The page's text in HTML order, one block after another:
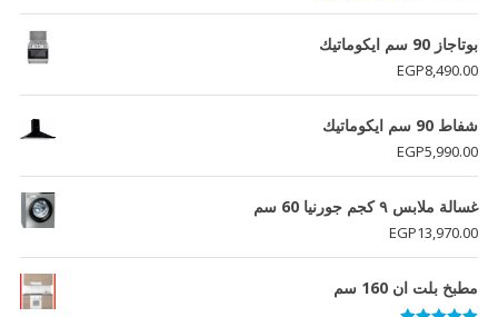
الأصلي
هو:
الحالي
بوتاجاز 90 سم ايكوماتيك
EGP8,490.00
شفاط 90 سم ايكوماتيك
EGP5,990.00
غسالة ملابس ٩ كجم جورنيا 60 سم
EGP13,970.00
مطبخ بلت ان 160 سم